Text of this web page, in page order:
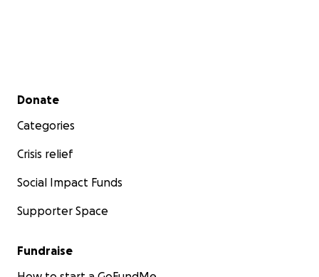
Secondary menu
Donate
Categories
Crisis relief
Social Impact Funds
Supporter Space
Fundraise